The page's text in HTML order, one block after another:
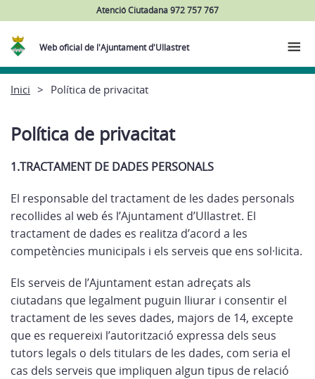
Atenció Ciutadana 972 757 767
Web oficial de l'Ajuntament d'Ullastret
Inici Política de privacitat
Política de privacitat
1.TRACTAMENT DE DADES PERSONALS
El responsable del tractament de les dades personals
recollides al web és l’Ajuntament d’Ullastret. El
tractament de dades es realitza d’acord a les
competències municipals i els serveis que ens sol·licita.
Els serveis de l’Ajuntament estan adreçats als
ciutadans que legalment puguin lliurar i consentir el
tractament de les seves dades, majors de 14, excepte
que es requereixi l’autorització expressa dels seus
tutors legals o dels titulars de les dades, com seria el
cas dels serveis que impliquen algun tipus de relació